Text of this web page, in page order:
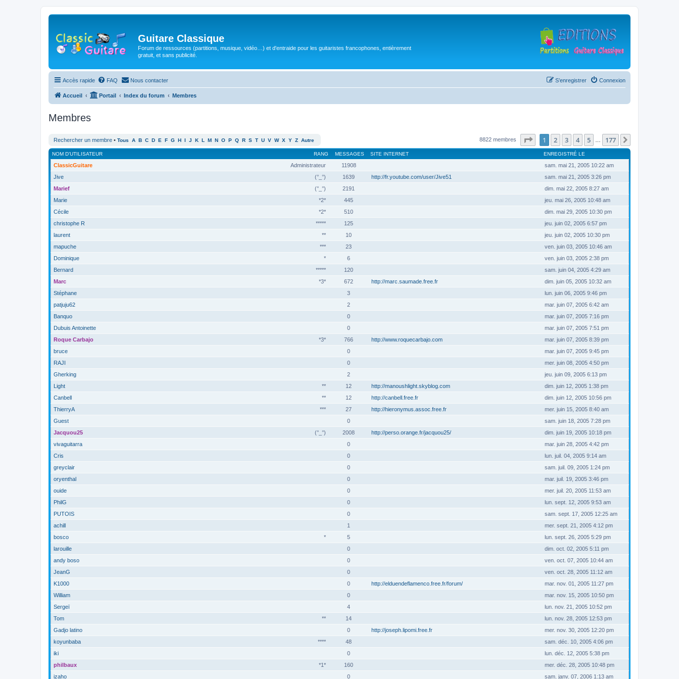
Guitare Classique
Forum de ressources (partitions, musique, vidéo…) et d'entraide pour les guitaristes francophones, entièrement
gratuit, et sans publicité.
Accès rapide FAQ Nous contacter Connexion
S’enregistrer
Accueil Portail Index du forum Membres
Membres
Rechercher un membre • Tous A B C D E F G H I J K L M N O P Q R S T U V W X Y Z Autre 8822 membres Page sur177
1 2 3 4 5 177
RANG
NOM D’UTILISATEUR MESSAGES SITE INTERNET ENREGISTRÉ LE
Administrateur
ClassicGuitare 11908
sam. mai 21, 2005 10:22 am
(°_°)
Jive 1639 http://fr.youtube.com/user/Jive51
sam. mai 21, 2005 3:26 pm
(°_°)
Marief 2191
dim. mai 22, 2005 8:27 am
*2*
Marie 445
jeu. mai 26, 2005 10:48 am
*2*
Cécile 510
dim. mai 29, 2005 10:30 pm
*****
christophe R 125
jeu. juin 02, 2005 6:57 pm
**
laurent 10
jeu. juin 02, 2005 10:30 pm
***
mapuche 23
ven. juin 03, 2005 10:46 am
*
Dominique 6
ven. juin 03, 2005 2:38 pm
*****
Bernard 120
sam. juin 04, 2005 4:29 am
*3*
Marc 672 http://marc.saumade.free.fr
dim. juin 05, 2005 10:32 am
Stéphane
3
lun. juin 06, 2005 9:46 pm
patjuju62
2
mar. juin 07, 2005 6:42 am
Banquo
0
mar. juin 07, 2005 7:16 pm
Dubuis Antoinette
0
mar. juin 07, 2005 7:51 pm
*3*
Roque Carbajo 766 http://www.roquecarbajo.com
mar. juin 07, 2005 8:39 pm
bruce
0
mar. juin 07, 2005 9:45 pm
RAJI
0
mer. juin 08, 2005 4:50 pm
Gherking
2
jeu. juin 09, 2005 6:13 pm
**
Light 12 http://manoushlight.skyblog.com
dim. juin 12, 2005 1:38 pm
**
Canbell 12 http://canbell.free.fr
dim. juin 12, 2005 10:56 pm
***
ThierryA 27 http://hieronymus.assoc.free.fr
mer. juin 15, 2005 8:40 am
Guest
0
sam. juin 18, 2005 7:28 pm
(°_°)
Jacquou25 2008 http://perso.orange.fr/jacquou25/
dim. juin 19, 2005 10:18 pm
vivaguitarra
0
mar. juin 28, 2005 4:42 pm
Cris
0
lun. juil. 04, 2005 9:14 am
greyclair
0
sam. juil. 09, 2005 1:24 pm
oryenthal
0
mar. juil. 19, 2005 3:46 pm
ouide
0
mer. juil. 20, 2005 11:53 am
PhilG
0
lun. sept. 12, 2005 9:53 am
PUTOIS
0
sam. sept. 17, 2005 12:25 am
achill
1
mer. sept. 21, 2005 4:12 pm
*
bosco 5
lun. sept. 26, 2005 5:29 pm
larouille
0
dim. oct. 02, 2005 5:11 pm
andy boso
0
ven. oct. 07, 2005 10:44 am
JeanG
0
ven. oct. 28, 2005 11:12 am
K1000
0 http://elduendeflamenco.free.fr/forum/
mar. nov. 01, 2005 11:27 pm
William
0
mar. nov. 15, 2005 10:50 pm
Sergeï
4
lun. nov. 21, 2005 10:52 pm
**
Tom 14
lun. nov. 28, 2005 12:53 pm
Gadjo latino
0 http://joseph.lipomi.free.fr
mer. nov. 30, 2005 12:20 pm
****
koyunbaba 48
sam. déc. 10, 2005 4:06 pm
iki
0
lun. déc. 12, 2005 5:38 pm
*1*
philbaux 160
mer. déc. 28, 2005 10:48 pm
izaho
0 sam. janv. 07, 2006 1:13 am